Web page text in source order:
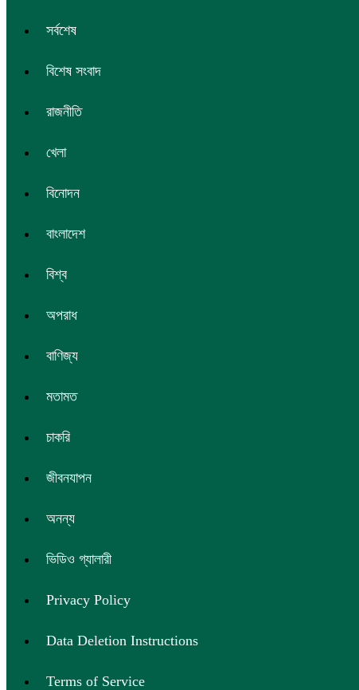
সর্বশেষ
বিশেষ সংবাদ
রাজনীতি
খেলা
বিনোদন
বাংলাদেশ
বিশ্ব
অপরাধ
বাণিজ্য
মতামত
চাকরি
জীবনযাপন
অনন্য
ভিডিও গ্যালারী
Privacy Policy
Data Deletion Instructions
Terms of Service